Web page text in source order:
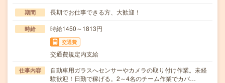
期間 長期でお仕事できる方、大歓迎！
時給 時給1450～1813円
交通費
交通費規定内支給
仕事内容
自動車用ガラスへセンサーやカメラの取り付け作業。未経
験歓迎！日勤で稼げる。2～4名のチーム作業でカバ…